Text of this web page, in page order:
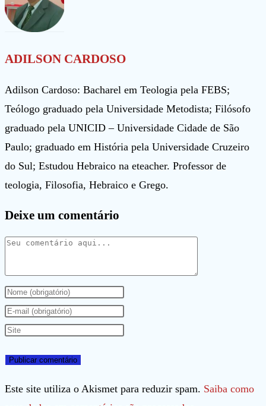
ADILSON CARDOSO
Adilson Cardoso: Bacharel em Teologia pela FEBS;
Teólogo graduado pela Universidade Metodista; Filósofo
graduado pela UNICID – Universidade Cidade de São
Paulo; graduado em História pela Universidade Cruzeiro
do Sul; Estudou Hebraico na eteacher. Professor de
teologia, Filosofia, Hebraico e Grego.
Deixe um comentário
Comentário
Digite
seu
nome
nome
de
Digite
seu
de
e-
Digite
URL
do
Este site utiliza o Akismet para reduzir spam. Saiba como